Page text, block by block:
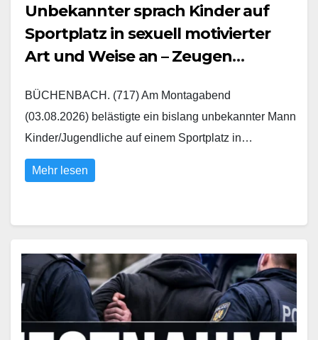
Unbekannter sprach Kinder auf
Sportplatz in sexuell motivierter
Art und Weise an – Zeugen
BÜCHENBACH. (717) Am Montagabend
(03.08.2026) belästigte ein bislang unbekannter Mann
Kinder/Jugendliche auf einem Sportplatz in…
Mehr lesen